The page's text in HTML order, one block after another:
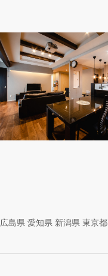
広島県 愛知県 新潟県 東京都